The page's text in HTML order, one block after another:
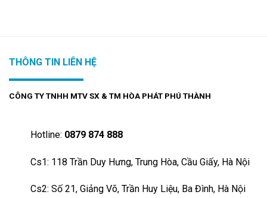
THÔNG TIN LIÊN HỆ
CÔNG TY TNHH MTV SX & TM HÒA PHÁT PHÚ THÀNH
Hotline: 0879 874 888
Cs1: 118 Trần Duy Hưng, Trung Hòa, Cầu Giấy, Hà Nội
Cs2: Số 21, Giảng Võ, Trần Huy Liệu, Ba Đình, Hà Nội